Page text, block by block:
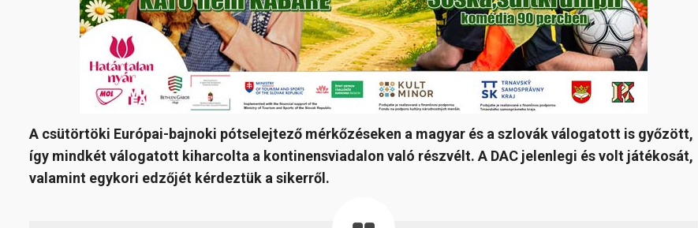
A csütörtöki Európai-bajnoki pótselejtező mérkőzéseken a magyar és a szlovák válogatott is győzött,
így mindkét válogatott kiharcolta a kontinensviadalon való részvélt. A DAC jelenlegi és volt játékosát,
valamint egykori edzőjét kérdeztük a sikerről.